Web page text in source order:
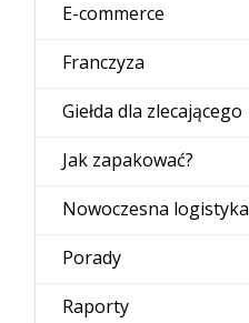
E-commerce
Franczyza
Giełda dla zlecającego
Jak zapakować?
Nowoczesna logistyka
Porady
Raporty